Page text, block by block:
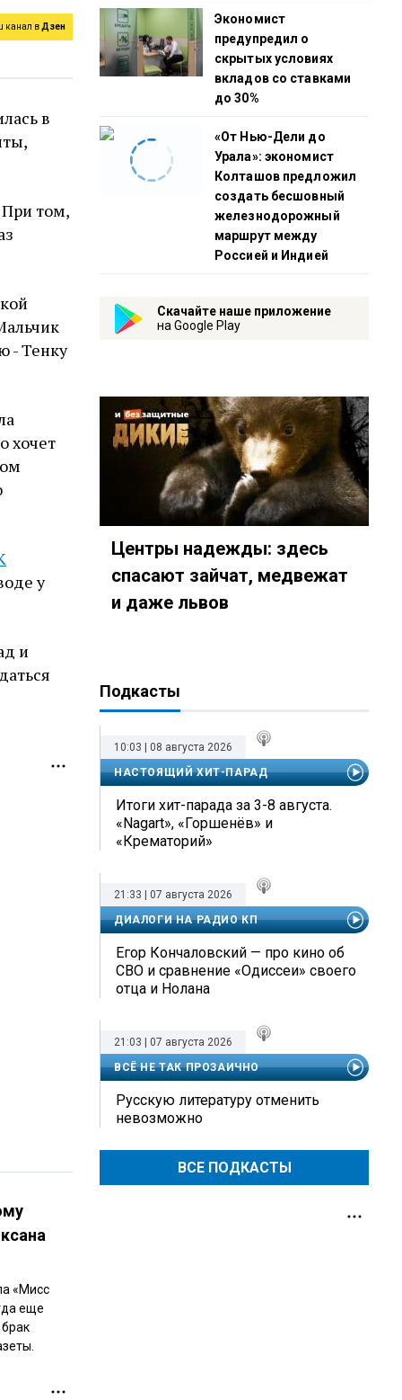
канал вДзен
в
При том,
- Тенку
хочет
у
и
«Мисс
еще
Экономист
предупредил о
скрытых условиях
вкладов со ставками
до 30%
«От Нью-Дели до
Урала»: экономист
Колташов предложил
создать бесшовный
железнодорожный
маршрут между
Россией и Индией
Скачайте наше приложение
на Google Play
Центры надежды: здесь
спасают зайчат, медвежат
и даже львов
Подкасты
10:03 | 08 августа 2026
НАСТОЯЩИЙ ХИТ-ПАРАД
Итоги хит-парада за 3-8 августа.
«Nagart», «Горшенёв» и
«Крематорий»
21:33 | 07 августа 2026
ДИАЛОГИ НА РАДИО КП
Егор Кончаловский — про кино об
СВО и сравнение «Одиссеи» своего
отца и Нолана
21:03 | 07 августа 2026
ВСЁ НЕ ТАК ПРОЗАИЧНО
Русскую литературу отменить
невозможно
ВСЕ ПОДКАСТЫ